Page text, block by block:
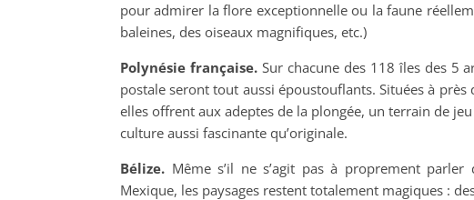
pour admirer la flore exceptionnelle ou la faune
baleines, des oiseaux magnifiques, etc.)
Polynésie française. Sur chacune des 118 îles des 5
postale seront tout aussi époustouflants. Situées à près
elles offrent aux adeptes de la plongée, un terrain de
culture aussi fascinante qu’originale.
Bélize. Même s’il ne s’agit pas à proprement
Mexique, les paysages restent totalement magiques :